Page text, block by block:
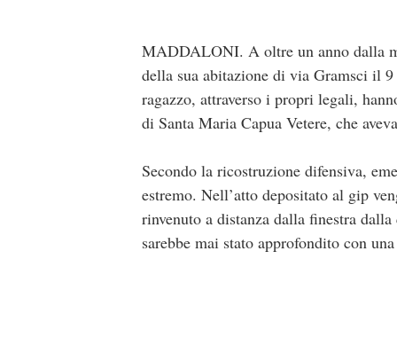
MADDALONI. A oltre un anno dalla
della sua abitazione di via Gramsci il
ragazzo, attraverso i propri legali,
di Santa Maria Capua Vetere, che
Secondo la ricostruzione difensiva,
estremo. Nell’atto depositato al gip
rinvenuto a distanza dalla finestra
sarebbe mai stato approfondito con